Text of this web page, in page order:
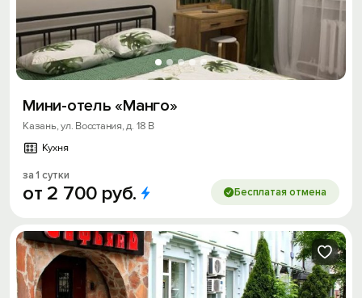
Мини-отель «Манго»
Казань, ул. Восстания, д. 18 В
Кухня
за 1 сутки
от 2 700 руб. Бесплатая отмена